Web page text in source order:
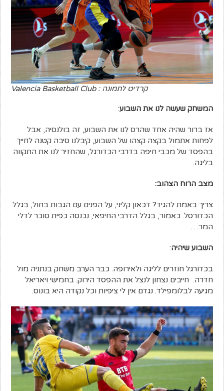
קרדיט לתמונה : Valencia Basketball Club
המשחק שעשה לנו את השבוע:
אז ברור שהיה אחד שהרס לנו את השבוע, זה בולנסיה, אבל
לפחות אתמול בקצה קצהו של השבוע, קיבלנו סיבה קטנה לחייך
בהפסד של מכבי חיפה בדרבי הכדורגל, שהחזיר לנו את התקווה
בליגה.
מצב הרוחהצהוב:
צריך באמת להגיד? דכאון קליני, על הפנים עם הגבות בחול, בגלל
הכדורסל. כאמור, בגלל הדרבי החיפאי, נכנסה כפית סוכר לדלי
המר…
השבוע שיהיה:
בכדורגל חוזרים לליגה ולאירופה. כבר הערב משחק בנתניה מול
חדרה. חייבים נצחון לנצל את ההפסד הירוק. בחמישי ויאריאל
מגיעה לבלומפילד. נגדם אין לי ציפיות וכל נקודה היא בונוס.